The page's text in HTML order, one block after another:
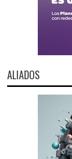
ALIADOS